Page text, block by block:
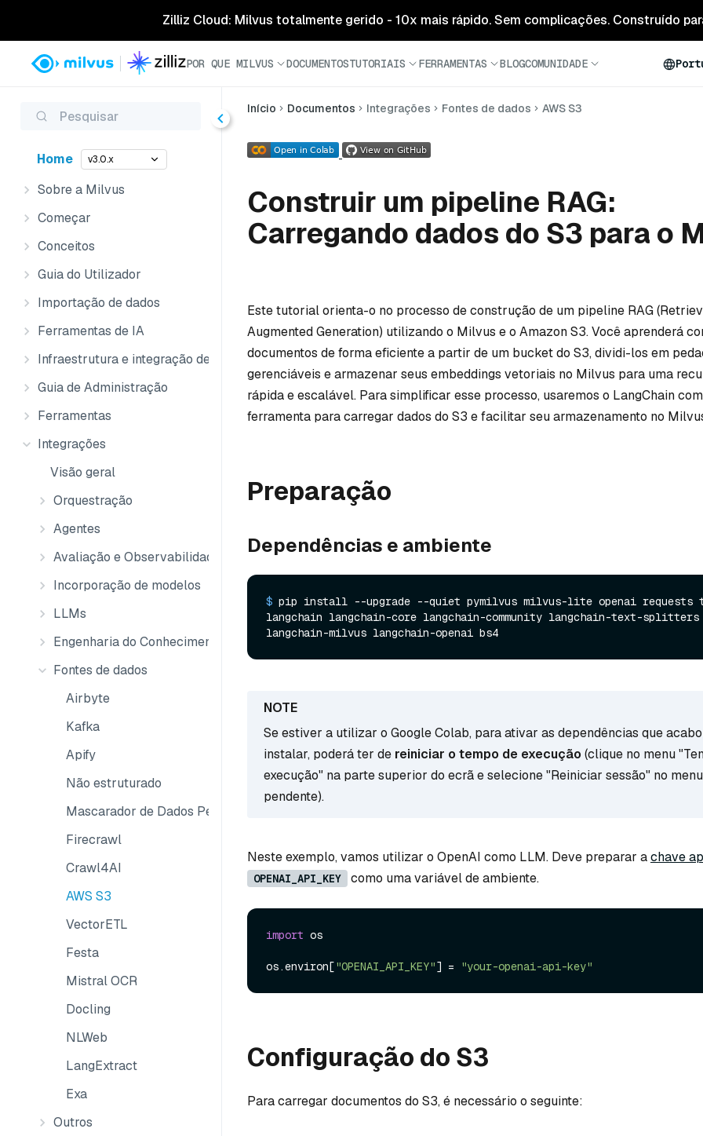
Zilliz Cloud: Milvus totalmente gerido - 10x mais rápido. Sem complicações. Construído
POR QUE MILVUS DOCUMENTOSTUTORIAIS FERRAMENTAS BLOGCOMUNIDADE
Pesquisar
Home v3.0.x
Sobre a Milvus
Começar
Conceitos
Guia do Utilizador
Importação de dados
Ferramentas de IA
Infraestrutura e integração de dados
Guia de Administração
Ferramentas
Integrações
Visão geral
Orquestração
Agentes
Avaliação e Observabilidade
Incorporação de modelos
LLMs
Engenharia do Conhecimento
Fontes de dados
Airbyte
Kafka
Apify
Não estruturado
Mascarador de Dados Pessoais Identificáveis
Firecrawl
Crawl4AI
AWS S3
VectorETL
Festa
Mistral OCR
Docling
NLWeb
LangExtract
Exa
Outros
Início Documentos Integrações Fontes de dados AWS S3
Construir um pipeline RAG:
Carregando dados do S3 para o
Este tutorial orienta-o no processo de construção de um pipeline RAG
Augmented Generation) utilizando o Milvus e o Amazon S3. Você aprenderá
documentos de forma eficiente a partir de um bucket do S3, dividi-los em
gerenciáveis e armazenar seus embeddings vetoriais no Milvus para uma
rápida e escalável. Para simplificar esse processo, usaremos o LangChain
ferramenta para carregar dados do S3 e facilitar seu armazenamento no
Preparação
Dependências e ambiente
$ pip install --upgrade --quiet pymilvus milvus-lite openai requests
langchain langchain-core langchain-community langchain-text-splitters
langchain-milvus langchain-openai bs4
Se estiver a utilizar o Google Colab, para ativar as dependências que
instalar, poderá ter de reiniciar o tempo de execução (clique no menu
execução" na parte superior do ecrã e selecione "Reiniciar sessão" no menu
pendente).
Neste exemplo, vamos utilizar o OpenAI como LLM. Deve preparar achave
OPENAI_API_KEY como uma variável de ambiente.
import os
os.environ["OPENAI_API_KEY"] = "your-openai-api-key"
Configuração do S3
Para carregar documentos do S3, é necessário o seguinte: